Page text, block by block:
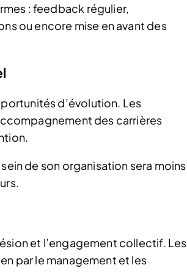
: feedback régulier,
ou encore mise en avant des
d’évolution. Les
des carrières
de son organisation sera moins
et l’engagement collectif. Les
par le management et les